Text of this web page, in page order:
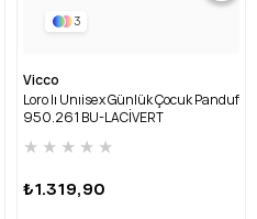
3
Vicco
Loro Iı Unıisex Günlük Çocuk Panduf
950.261 BU-LACİVERT
★ ★ ★ ★ ★
₺1.319,90